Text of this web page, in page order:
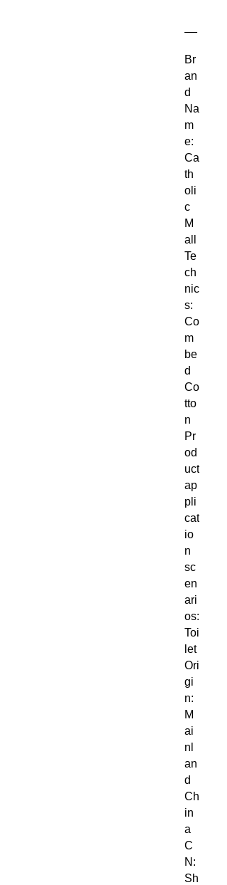
Br
an
d
Na
m
e:
Ca
th
oli
c
M
all
Te
ch
nic
s:
Co
m
be
d
Co
tto
n
Pr
od
uct
ap
pli
cat
io
n
sc
en
ari
os:
Toi
let
Ori
gi
n:
M
ai
nl
an
d
Ch
in
a
C
N:
Sh